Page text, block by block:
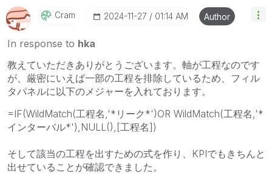
Cram ‎2024-11-27 01:14 AM Author
In response to hka
教えていただきありがとうございます。軸が工程なのです
が、厳密にいえば一部の工程を排除しているため、フィル
タパネルに以下のメジャーを入れております。
=IF(WildMatch(工程名,'*リーク*')OR WildMatch(工程名,'*
インターバル*'),NULL(),[工程名])
そして該当の工程を出すための式を作り、KPIでもきちんと
出せていることが確認できました。